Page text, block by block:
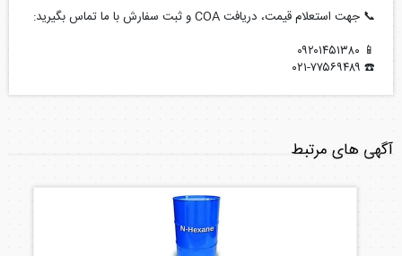
📞 جهت استعلام قیمت، دریافت COA و ثبت سفارش با ما تماس بگیرید:
📱 ۰۹۲۰۱۴۵۱۳۸۰
☎️ ۰۲۱-۷۷۵۶۹۴۸۹
آگهی های مرتبط